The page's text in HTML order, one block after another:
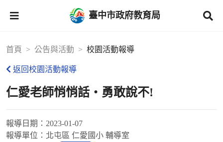
臺中市政府教育局
首頁 公告與活動 校園活動報導
返回校園活動報導
仁愛老師悄悄話‧勇敢說不!
報導日期： 2023-01-07
報導單位： 北屯區 仁愛國小 輔導室